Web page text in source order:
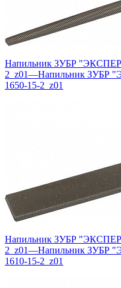
Напильник ЗУБР
2_z01—Напильник ЗУБР
1650-15-2_z01
Напильник ЗУБР
2_z01—Напильник ЗУБР
1610-15-2_z01